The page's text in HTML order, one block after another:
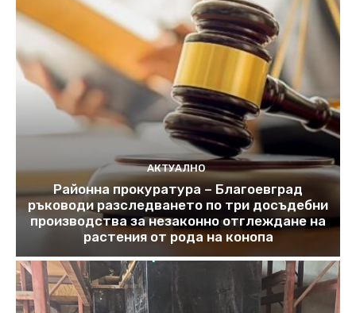
АКТУАЛНО
Районна прокуратура – Благоевград
ръководи разследването по три досъдебни
производства за незаконно отглеждане на
растения от рода на конопа